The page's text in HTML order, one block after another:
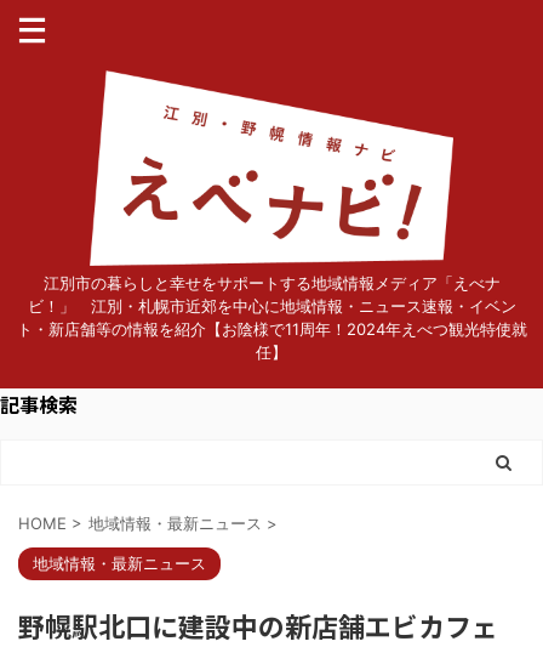
江別市の暮らしと幸せをサポートする地域情報メディア「えべナ
ビ！」 江別・札幌市近郊を中心に地域情報・ニュース速報・イベン
ト・新店舗等の情報を紹介【お陰様で11周年！2024年えべつ観光特使就
任】
記事検索
HOME > 地域情報・最新ニュース >
地域情報・最新ニュース
野幌駅北口に建設中の新店舗エビカフェ